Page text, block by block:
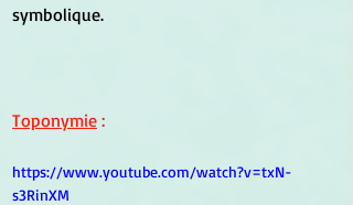
symbolique.
Toponymie :
https://www.youtube.com/watch?v=txN-
s3RinXM